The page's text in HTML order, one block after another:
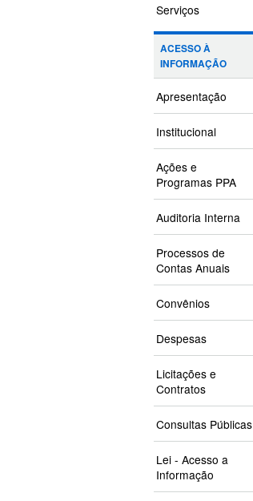
Serviços
ACESSO À
INFORMAÇÃO
Apresentação
Institucional
Ações e
Programas PPA
Auditoria Interna
Processos de
Contas Anuais
Convênios
Despesas
Licitações e
Contratos
Consultas Públicas
Lei - Acesso a
Informação